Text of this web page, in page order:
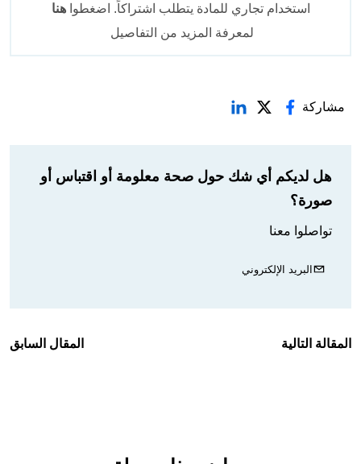
استخدام تجاري للمادة يتطلب اشتراكاً. اضغطواهنا
لمعرفة المزيد من التفاصيل
مشاركة
هل لديكم أي شك حول صحة معلومة أو اقتباس أو
صورة؟
تواصلوا معنا
البريد الإلكتروني
المقالة التالية المقال السابق